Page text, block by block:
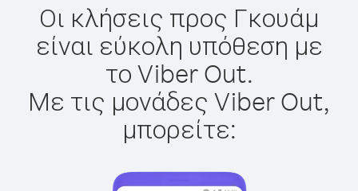
Οι κλήσεις προς Γκουάμ
είναι εύκολη υπόθεση με
το Viber Out.
Με τις μονάδες Viber Out,
μπορείτε: